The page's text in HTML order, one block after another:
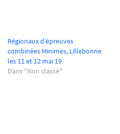
Régionaux d’épreuves
combinées Minimes, Lillebonne
les 11 et 12 mai 19
Dans "Non classé"